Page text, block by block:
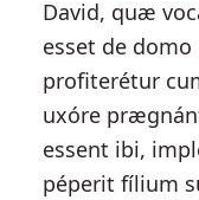
David, quæ
esset de
profiterétur
uxóre
essent ibi,
péperit fílium